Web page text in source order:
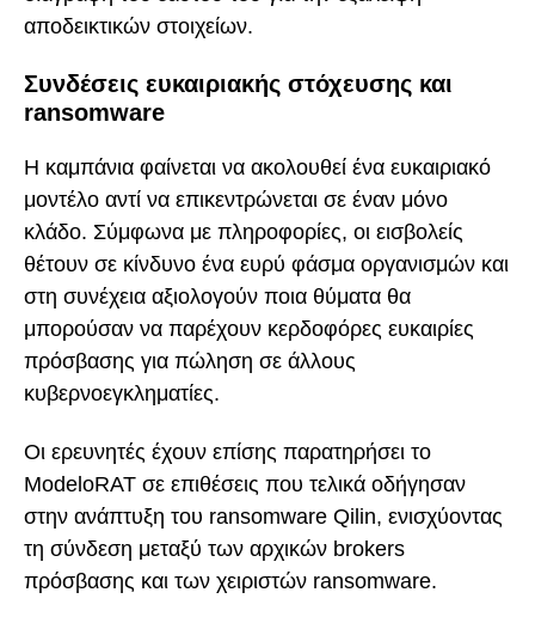
αποδεικτικών στοιχείων.
Συνδέσεις ευκαιριακής στόχευσης και
ransomware
Η καμπάνια φαίνεται να ακολουθεί ένα ευκαιριακό
μοντέλο αντί να επικεντρώνεται σε έναν μόνο
κλάδο. Σύμφωνα με πληροφορίες, οι εισβολείς
θέτουν σε κίνδυνο ένα ευρύ φάσμα οργανισμών και
στη συνέχεια αξιολογούν ποια θύματα θα
μπορούσαν να παρέχουν κερδοφόρες ευκαιρίες
πρόσβασης για πώληση σε άλλους
κυβερνοεγκληματίες.
Οι ερευνητές έχουν επίσης παρατηρήσει το
ModeloRAT σε επιθέσεις που τελικά οδήγησαν
στην ανάπτυξη του ransomware Qilin, ενισχύοντας
τη σύνδεση μεταξύ των αρχικών brokers
πρόσβασης και των χειριστών ransomware.